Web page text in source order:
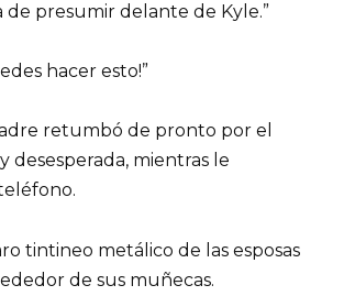
de presumir delante de Kyle.”
hacer esto!”
retumbó de pronto por el
desesperada, mientras le
tintineo metálico de las esposas
de sus muñecas.